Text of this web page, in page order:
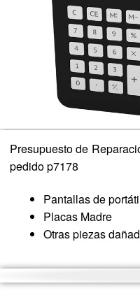
Presupuesto de
pedido p7178
Pantallas de
Placas Madre
Otras piezas